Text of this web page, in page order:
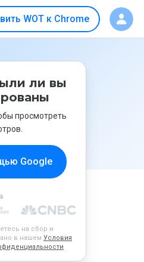
WOT к Chrome
ли вы
просмотреть
Google
на сбор и
в нашем Условия